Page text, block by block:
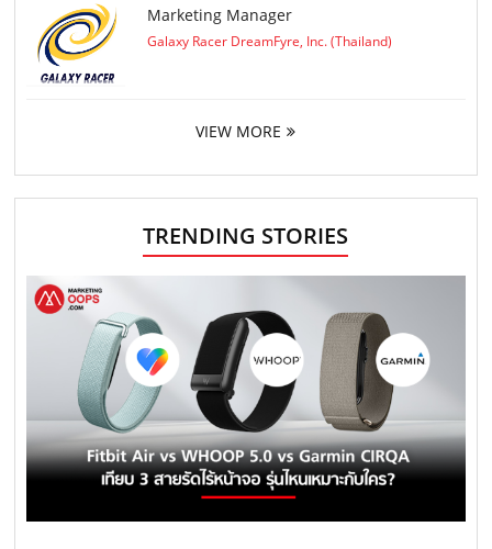
Marketing Manager
Galaxy Racer DreamFyre, Inc. (Thailand)
VIEW MORE
TRENDING STORIES